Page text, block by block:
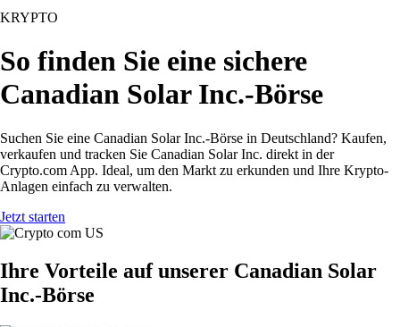
KRYPTO
So finden Sie eine sichere
Canadian Solar Inc.-Börse
Suchen Sie eine Canadian Solar Inc.-Börse in Deutschland? Kaufen,
verkaufen und tracken Sie Canadian Solar Inc. direkt in der
Crypto.com App. Ideal, um den Markt zu erkunden und Ihre Krypto-
Anlagen einfach zu verwalten.
Jetzt starten
Ihre Vorteile auf unserer Canadian Solar
Inc.-Börse